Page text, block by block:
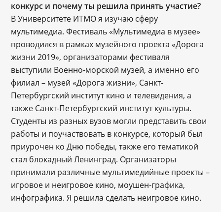
конкурс и почему ты решила принять участие?
В Университете ИТМО я изучаю сферу
мультимедиа. Фестиваль «Мультимедиа в музее»
проводился в рамках музейного проекта «Дорога
жизни 2019», организаторами фестиваля
выступили Военно-морской музей, а именно его
филиал – музей «Дорога жизни», Санкт-
Петербургский институт кино и телевидения, а
также Санкт-Петербургский институт культуры.
Студенты из разных вузов могли представить свои
работы и поучаствовать в конкурсе, который был
приурочен ко Дню победы, также его тематикой
стал блокадный Ленинград. Организаторы
принимали различные мультимедийные проекты –
игровое и неигровое кино, моушен-графика,
инфографика. Я решила сделать неигровое кино.